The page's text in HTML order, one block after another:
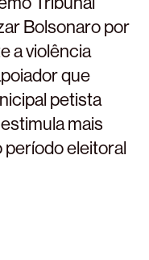
Bolsonaro por
a violência
que
petista
mais
eleitoral